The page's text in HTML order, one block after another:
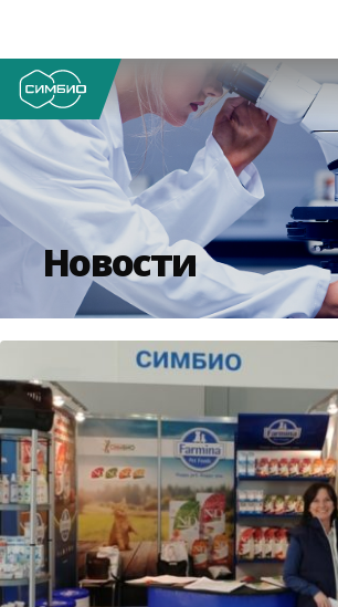
Новости